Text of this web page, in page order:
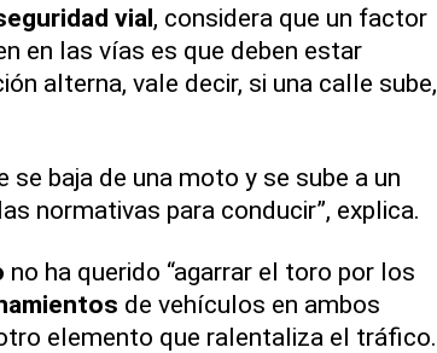
vial, considera que un factor
en las vías es que deben estar
alterna, vale decir, si una calle sube,
se baja de una moto y se sube a un
normativas para conducir”, explica.
no ha querido “agarrar el toro por los
de vehículos en ambos
elemento que ralentaliza el tráfico.